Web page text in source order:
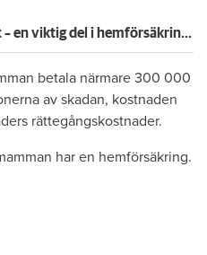
Ansvarsskyddet – en viktig del i hemförsäkringen
betala närmare 300 000
av skadan, kostnaden
rättegångskostnader.
har en hemförsäkring.